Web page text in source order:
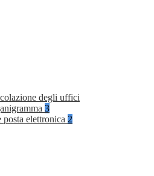
degli uffici
3
posta elettronica 2